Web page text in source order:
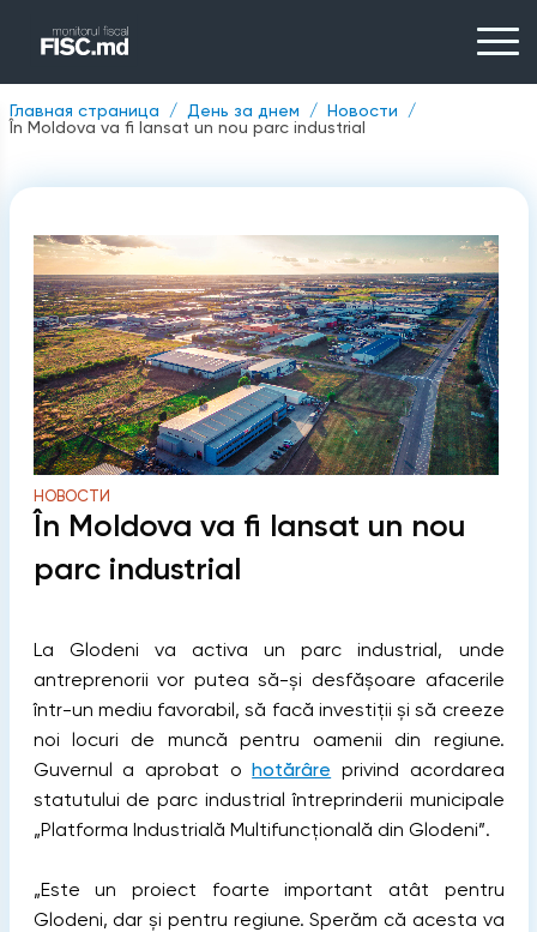
Главная страница День за днем
Новости
În Moldova va fi lansat un nou parc industrial
НОВОСТИ
În Moldova va fi lansat un nou
parc industrial
La Glodeni va activa un parc industrial, unde
antreprenorii vor putea să-și desfășoare afacerile
într-un mediu favorabil, să facă investiții și să creeze
noi locuri de muncă pentru oamenii din regiune.
Guvernul a aprobat ohotărâre privind acordarea
statutului de parc industrial întreprinderii municipale
„Platforma Industrială Multifuncțională din Glodeni”.
„Este un proiect foarte important atât pentru
Glodeni, dar și pentru regiune. Sperăm că acesta va